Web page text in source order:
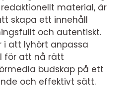
material, är
skapa ett innehåll
och autentiskt.
i att lyhört anpassa
för att nå rätt
budskap på ett
och effektivt sätt.